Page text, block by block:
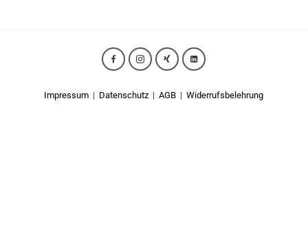
Impressum | Datenschutz |AGB |Widerrufsbelehrung